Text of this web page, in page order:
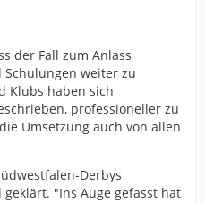
der Fall zum Anlass
weiter zu
Klubs haben sich
professioneller zu
Umsetzung auch von allen
Derbys
"Ins Auge gefasst hat